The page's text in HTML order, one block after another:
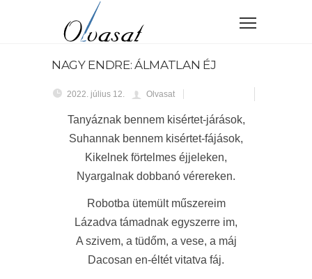
NAGY ENDRE: ÁLMATLAN ÉJ
2022. július 12. Olvasat
Tanyáznak bennem kisértet-járások,
Suhannak bennem kisértet-fájások,
Kikelnek förtelmes éjjeleken,
Nyargalnak dobbanó vérereken.
Robotba ütemült műszereim
Lázadva támadnak egyszerre im,
A szivem, a tüdőm, a vese, a máj
Dacosan en-éltét vitatva fáj.